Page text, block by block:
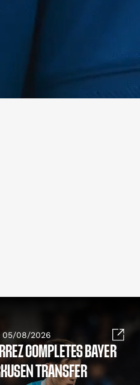
05/08/2026
COMPLETES BAYER
TRANSFER